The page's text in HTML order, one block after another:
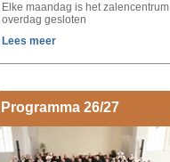
Elke maandag is het zalencentrum
overdag gesloten
Lees meer
Programma 26/27